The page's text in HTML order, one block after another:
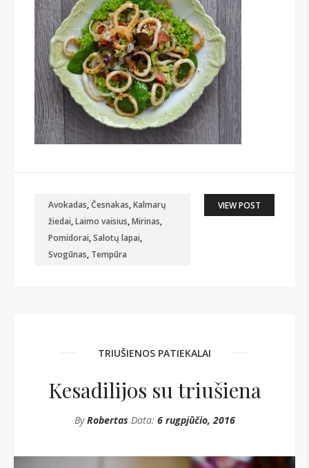
Avokadas,Česnakas,Kalmarų
žiedai,Laimo vaisius,Mirinas,
Pomidorai,Salotų lapai,
Svogūnas, Tempūra
VIEW POST
TRIUŠIENOS PATIEKALAI
Kesadilijos su triušiena
ByRobertas Data: 6 rugpjūčio, 2016